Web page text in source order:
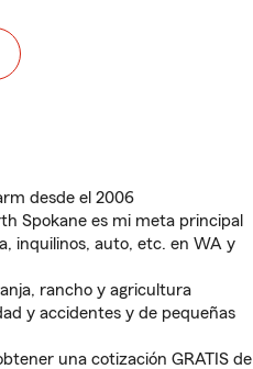
desde el 2006
Spokane es mi meta principal
inquilinos, auto, etc. en WA y
rancho y agricultura
y accidentes y de pequeñas
una cotización GRATIS de